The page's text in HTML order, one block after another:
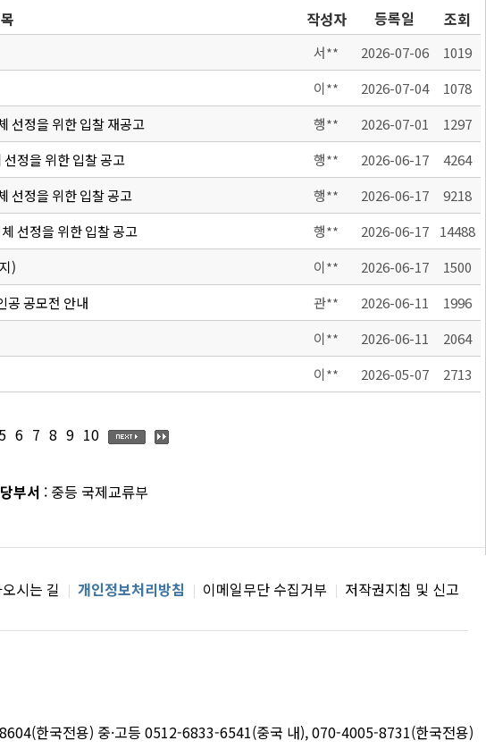
작성자 등록일 조회
서** 2026-07-06
1019
이** 2026-07-04
1078
선정을 위한 입찰 재공고 행** 2026-07-01
1297
정을 위한 입찰 공고 행** 2026-06-17
4264
선정을 위한 입찰 공고 행** 2026-06-17
9218
선정을 위한 입찰 공고 행** 2026-06-17
14488
) 이** 2026-06-17
1500
공 공모전 안내 관** 2026-06-11
1996
이** 2026-06-11
2064
이** 2026-05-07 2713
5 6 7 8 9 10
부서 : 중등 국제교류부
시는 길 개인정보처리방침 이메일무단 수집거부 저작권지침 및 신고
한국전용) 중·고등 0512-6833-6541(중국 내), 070-4005-8731(한국전용)